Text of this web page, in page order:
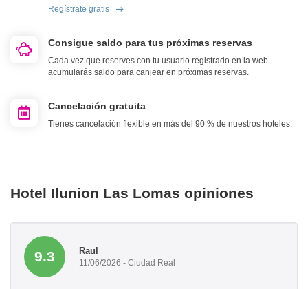
Regístrate gratis
Consigue saldo para tus próximas reservas
Cada vez que reserves con tu usuario registrado en la web
acumularás saldo para canjear en próximas reservas.
Cancelación gratuita
Tienes cancelación flexible en más del 90 % de nuestros hoteles.
Hotel Ilunion Las Lomas opiniones
9.3 Raul
11/06/2026 - Ciudad Real